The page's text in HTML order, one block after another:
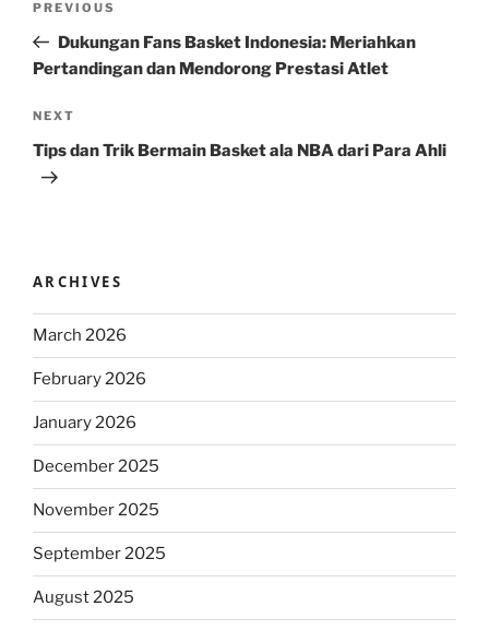
Previous
Post
PREVIOUS
Dukungan Fans Basket Indonesia: Meriahkan
Pertandingan dan Mendorong Prestasi Atlet
Next
Post
NEXT
Tips dan Trik Bermain Basket ala NBA dari Para Ahli
ARCHIVES
March 2026
February 2026
January 2026
December 2025
November 2025
September 2025
August 2025